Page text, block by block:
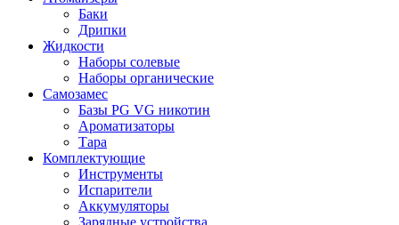
Баки
Дрипки
Жидкости
Наборы солевые
Наборы органические
Самозамес
Базы PG VG никотин
Ароматизаторы
Тара
Комплектующие
Инструменты
Испарители
Аккумуляторы
Зарядные устройства